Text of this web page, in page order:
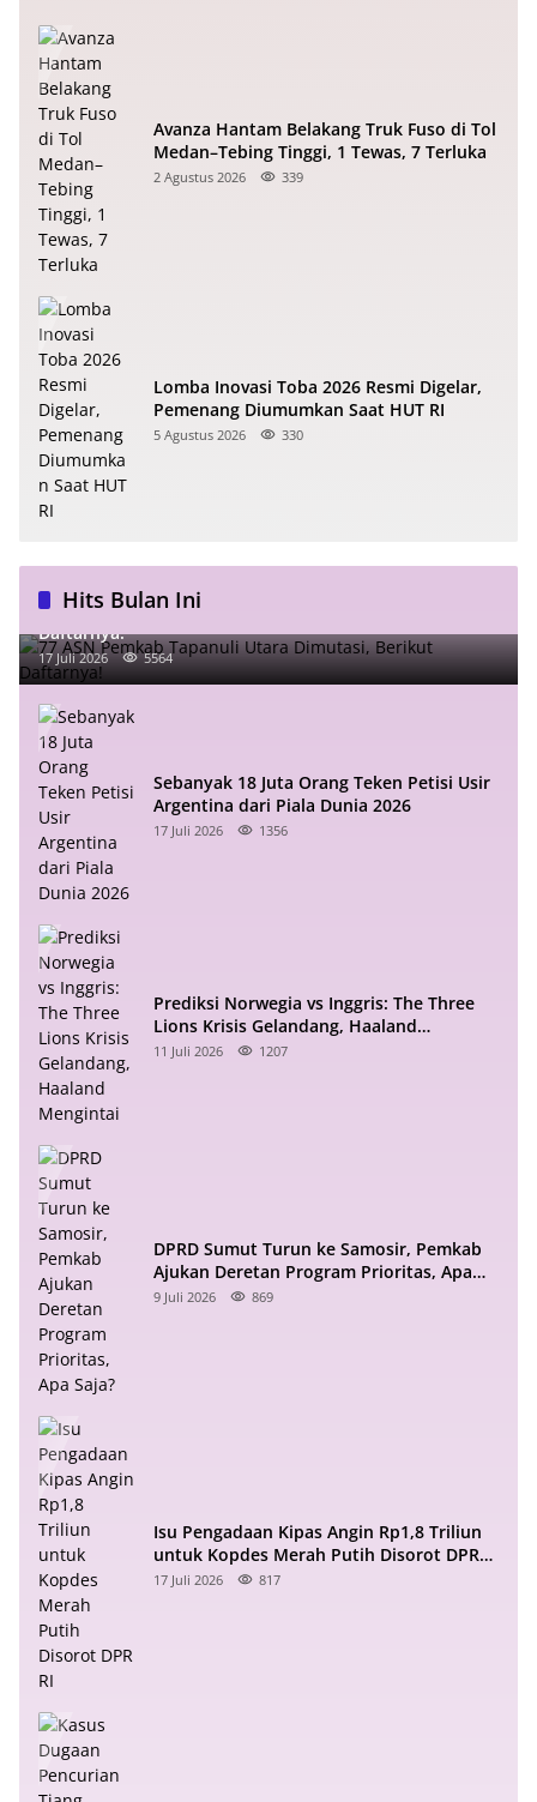
Avanza Hantam Belakang Truk Fuso di Tol
Medan–Tebing Tinggi, 1 Tewas, 7 Terluka
2 Agustus 2026 339
Lomba Inovasi Toba 2026 Resmi Digelar,
Pemenang Diumumkan Saat HUT RI
5 Agustus 2026 330
Hits Bulan Ini
77 ASN Pemkab Tapanuli Utara Dimutasi, Berikut
Daftarnya!
17 Juli 2026 5564
Sebanyak 18 Juta Orang Teken Petisi Usir
Argentina dari Piala Dunia 2026
17 Juli 2026 1356
Prediksi Norwegia vs Inggris: The Three
Lions Krisis Gelandang, Haaland
Mengintai
11 Juli 2026 1207
DPRD Sumut Turun ke Samosir, Pemkab
Ajukan Deretan Program Prioritas, Apa
Saja?
9 Juli 2026 869
Isu Pengadaan Kipas Angin Rp1,8 Triliun
untuk Kopdes Merah Putih Disorot DPR
RI
17 Juli 2026 817